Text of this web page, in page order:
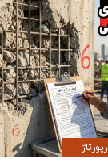
رپورتاژ